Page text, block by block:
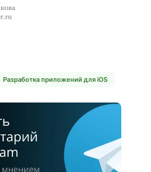
Разработка приложений для iOS